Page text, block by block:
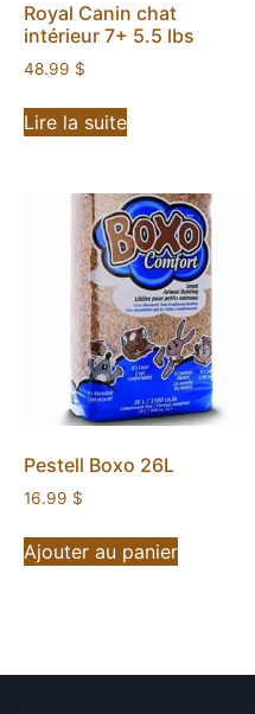
Royal Canin chat
intérieur 7+ 5.5 lbs
48.99 $
Lire la suite
Pestell Boxo 26L
16.99 $
Ajouter au panier